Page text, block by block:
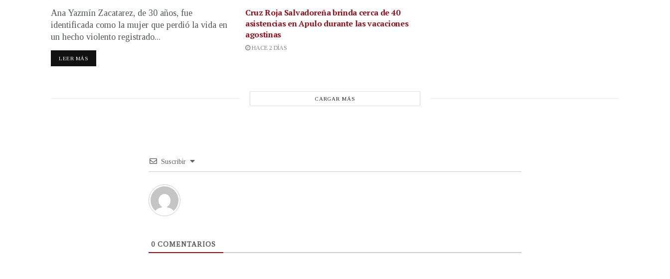
Ana Yazmín Zacatarez, de 30 años, fue
identificada como la mujer que perdió la vida en
un hecho violento registrado...
LEER MÁS
Cruz Roja Salvadoreña brinda cerca de 40
asistencias en Apulo durante las vacaciones
agostinas
HACE 2 DÍAS
CARGAR MÁS
Suscribir
0 COMENTARIOS